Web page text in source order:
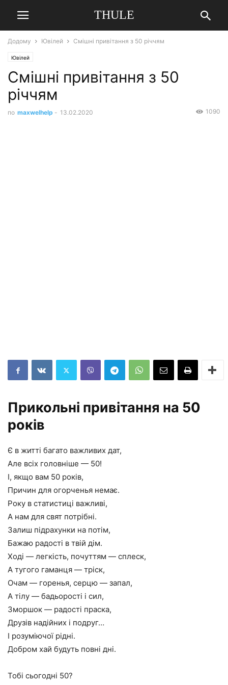
THULE
Додому Ювілей Смішні привітання з 50 річчям
Ювілей
Смішні привітання з 50
річчям
по maxwelhelp - 13.02.2020 1090
Прикольні привітання на 50
років
Є в житті багато важливих дат,
Але всіх головніше — 50!
І, якщо вам 50 років,
Причин для огорченья немає.
Року в статистиці важливі,
А нам для свят потрібні.
Залиш підрахунки на потім,
Бажаю радості в твій дім.
Ході — легкість, почуттям — сплеск,
А тугого гаманця — тріск,
Очам — горенья, серцю — запал,
А тілу — бадьорості і сил,
Зморшок — радості праска,
Друзів надійних і подруг…
І розуміючої рідні.
Добром хай будуть повні дні.
Тобі сьогодні 50?